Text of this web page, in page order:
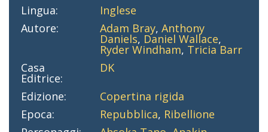
Lingua:
Inglese
Autore:
Adam Bray,Anthony
Daniels, Daniel Wallace,
Ryder Windham, Tricia Barr
Casa
Editrice:
DK
Edizione:
Copertina rigida
Epoca:
Repubblica, Ribellione